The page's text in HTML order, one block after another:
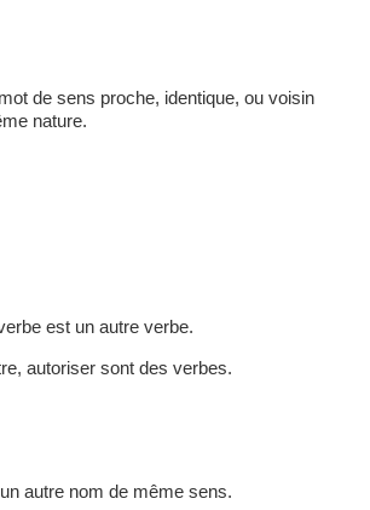
de sens proche, identique, ou voisin
nature.
est un autre verbe.
autoriser sont des verbes.
autre nom de même sens.